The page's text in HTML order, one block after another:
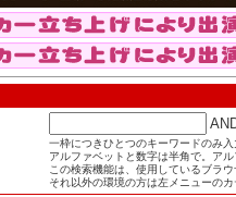
一枠につきひとつのキーワードのみ
アルファベットと数字は半角で。ア
この検索機能は、使用しているブラ
それ以外の環境の方は左メニューの